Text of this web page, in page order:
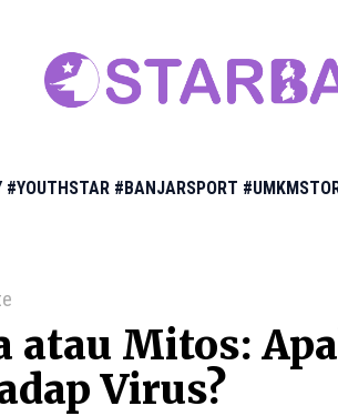
#YOUTHSTAR #BANJARSPORT
atau Mitos:
Virus?